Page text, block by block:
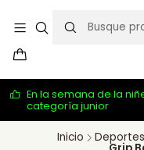
En la semana de la
categoría junior
Inicio Deportes